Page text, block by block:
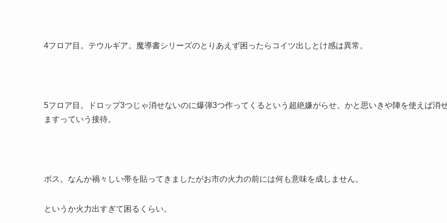
4フロア目。テウルギア。魔導書シリーズのとりあえず困ったらコイツ出しとけ感は異常。
5フロア目。ドロップ3つじゃ消せないのに爆弾3つ作ってくるという超絶嫌がらせ。かと思いきや陣を使えば消
ますっていう接待。
ボス。なんか禍々しい帯を貼ってきましたがお市の火力の前には何も意味を成しません。
というか火力出すぎて困るくらい。